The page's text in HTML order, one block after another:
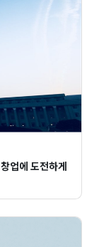
업에 도전하게